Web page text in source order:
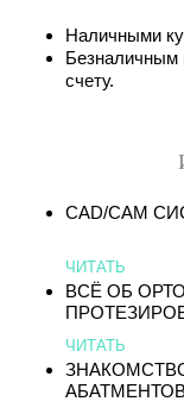
Наличными
Безналичным
счету.
CAD/CAM
ЧИТАТЬ
ВСЁ ОБ
ЧИТАТЬ